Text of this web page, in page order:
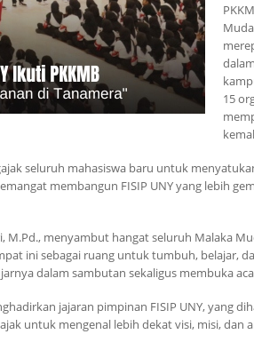
15
seluruh mahasiswa baru untuk
membangun FISIP UNY yang lebih
M.Pd., menyambut hangat seluruh Malaka
ini sebagai ruang untuk tumbuh, belajar,
dalam sambutan sekaligus membuka
jajaran pimpinan FISIP UNY, yang
untuk mengenal lebih dekat visi, misi,